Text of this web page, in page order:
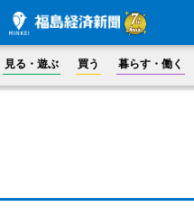
見る・遊ぶ 買う 暮らす・働く